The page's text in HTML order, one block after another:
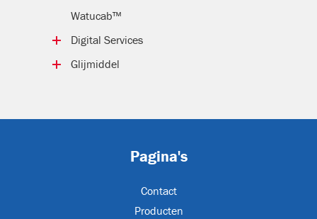
Mobiele compressoren
Compacte schroef­compressoren
Watucab™
Digital Services
Jetplanner 4.0
Glijmiddel
telecommunicatiekabels
Pagina's
Contact
Producten